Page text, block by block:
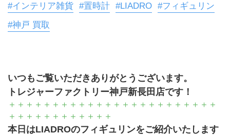
#インテリア雑貨 #置時計 #LIADRO #フィギュリン
#神戸 買取
いつもご覧いただきありがとうございます。
トレジャーファクトリー神戸新長田店です！
＋＋＋＋＋＋＋＋＋＋＋＋＋＋＋＋＋＋＋＋＋＋＋＋
＋＋＋＋＋＋＋＋＋＋＋＋
本日はLIADROのフィギュリンをご紹介いたします